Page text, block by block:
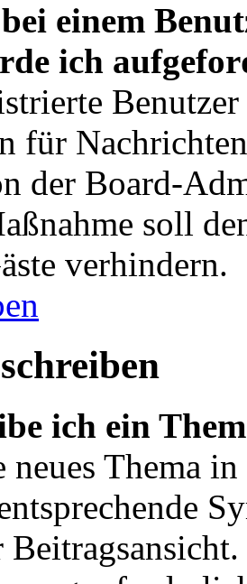
einem
ich
für
der Board-
soll
verhindern.
ich ein
neues Thema